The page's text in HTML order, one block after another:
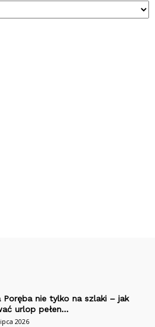
Poręba nie tylko na szlaki – jak
urlop pełen...
2026